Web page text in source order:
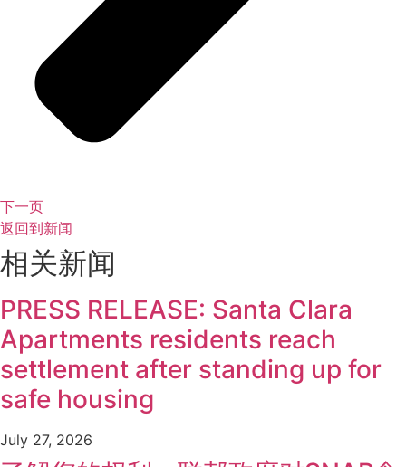
下一页
返回到新闻
相关新闻
PRESS RELEASE: Santa Clara
Apartments residents reach
settlement after standing up for
safe housing
July 27, 2026